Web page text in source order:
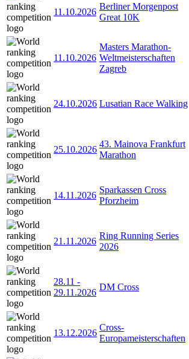
11.10.2026
Berliner Morgenpost
Great 10K
11.10.2026
Masters Marathon-
Weltmeisterschaften
Zagreb
24.10.2026 Lusatian Race Walking
25.10.2026
43. Mainova Frankfurt
Marathon
14.11.2026
Sparkassen Cross
Pforzheim
21.11.2026
Ring Running Series
2026
28.11 -
29.11.2026
DM Cross
13.12.2026
Cross-
Europameisterschaften